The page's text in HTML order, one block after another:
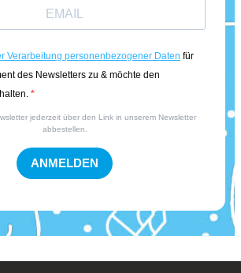
Verarbeitung personenbezogener Daten für
des Newsletters zu & möchte den
jederzeit über den Link in unserem Newsletter
abbestellen.
ANMELDEN